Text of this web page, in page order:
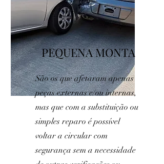
PEQUENA MONTA
São os que afetaram apenas
peças externas e/ou internas,
mas que com a substituição ou
simples reparo é possível
voltar a circular com
segurança sem a necessidade